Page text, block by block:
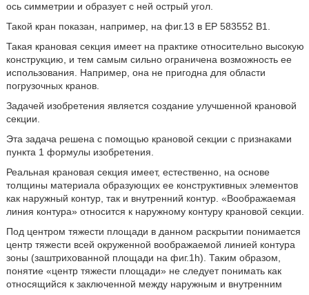
ось симметрии и образует с ней острый угол.
Такой кран показан, например, на фиг.13 в ЕР 583552 В1.
Такая крановая секция имеет на практике относительно высокую
конструкцию, и тем самым сильно ограничена возможность ее
использования. Например, она не пригодна для области
погрузочных кранов.
Задачей изобретения является создание улучшенной крановой
секции.
Эта задача решена с помощью крановой секции с признаками
пункта 1 формулы изобретения.
Реальная крановая секция имеет, естественно, на основе
толщины материала образующих ее конструктивных элементов
как наружный контур, так и внутренний контур. «Воображаемая
линия контура» относится к наружному контуру крановой секции.
Под центром тяжести площади в данном раскрытии понимается
центр тяжести всей окруженной воображаемой линией контура
зоны (заштрихованной площади на фиг.1h). Таким образом,
понятие «центр тяжести площади» не следует понимать как
относящийся к заключенной между наружным и внутренним